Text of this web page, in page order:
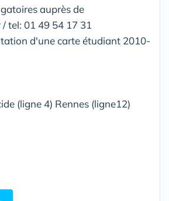
auprès de
tel: 01 49 54 17 31
d'une carte étudiant 2010-
(ligne 4) Rennes (ligne12)